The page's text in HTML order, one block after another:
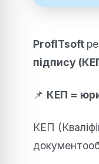
ProfITsoft
підпису
📌 КЕП =
КЕП